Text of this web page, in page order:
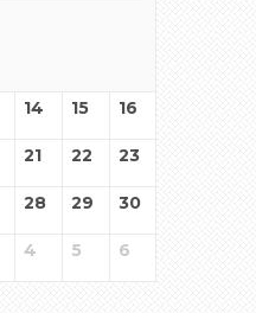
14 15 16
21 22 23
28 29 30
4 5 6